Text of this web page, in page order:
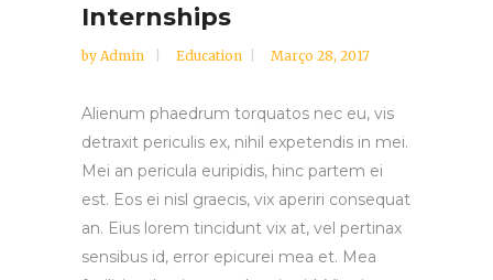
Internships
by Admin Education Março 28, 2017
Alienum phaedrum torquatos nec eu, vis
detraxit periculis ex, nihil expetendis in mei.
Mei an pericula euripidis, hinc partem ei
est. Eos ei nisl graecis, vix aperiri consequat
an. Eius lorem tincidunt vix at, vel pertinax
sensibus id, error epicurei mea et. Mea